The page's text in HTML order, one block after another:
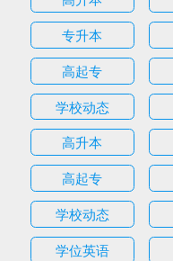
专升本
高起专
学校动态
高升本
高起专
学校动态
学位英语